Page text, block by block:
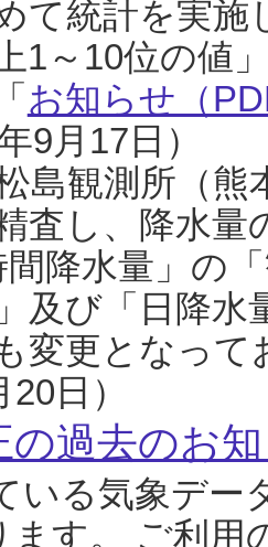
て統計を実
1～10位の値
お知らせ（
9月17日）
島観測所（熊
査し、降水
間降水量」の
及び「日降
変更となっ
日）
の過去のお
いる気象デー
ます。 ご利用